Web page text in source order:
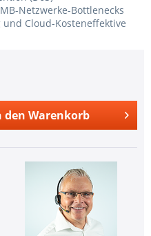
Netzwerke-Bottlenecks
Cloud-Kosteneffektive
den Warenkorb